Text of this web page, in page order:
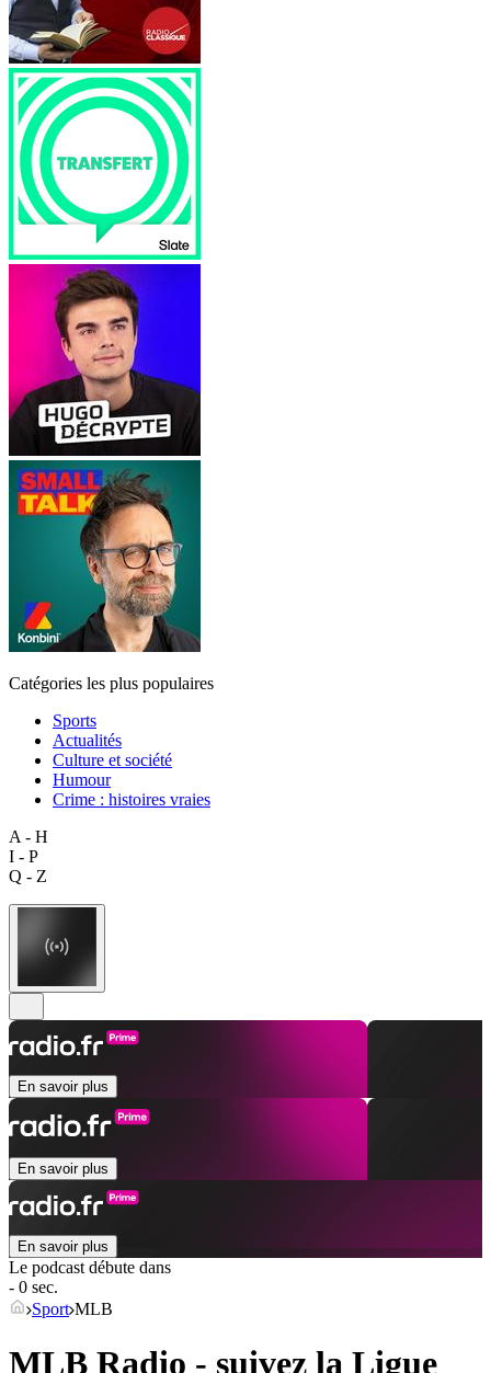
Catégories les plus populaires
Sports
Actualités
Culture et société
Humour
Crime : histoires vraies
A - H
I - P
Q - Z
En savoir plus
En savoir plus
En savoir plus
Le podcast débute dans
- 0 sec.
Sport MLB
MLB Radio - suivez la Ligue